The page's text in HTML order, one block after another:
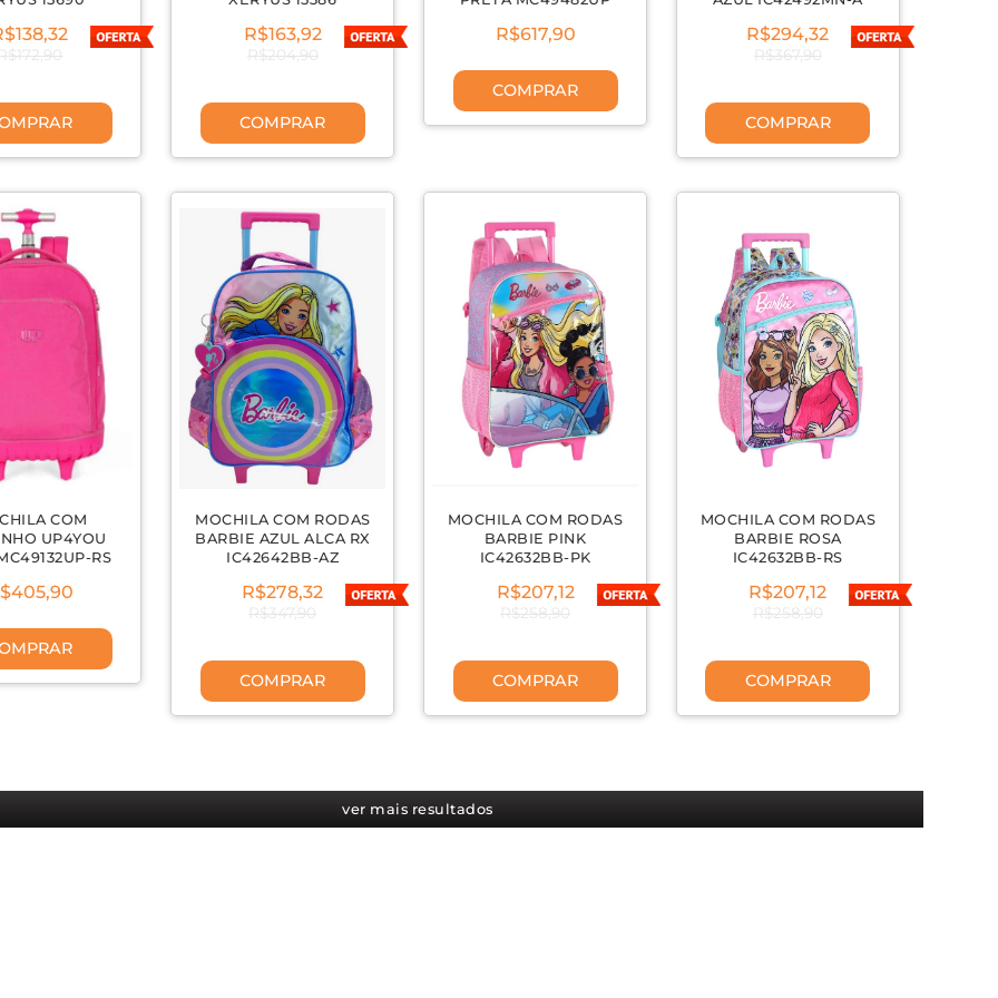
R$163,92
R$204,90
COMPRAR
R$617,90
COMPRAR
R$294,32
R$367,90
COMPRAR
COM
UP4YOU
RS
MOCHILA COM RODAS
BARBIE AZUL ALCA RX
IC42642BB-AZ
R$278,32
R$347,90
COMPRAR
MOCHILA COM RODAS
BARBIE PINK
IC42632BB-PK
R$207,12
R$258,90
COMPRAR
MOCHILA COM RODAS
BARBIE ROSA
IC42632BB-RS
R$207,12
R$258,90
COMPRAR
ver mais resultados